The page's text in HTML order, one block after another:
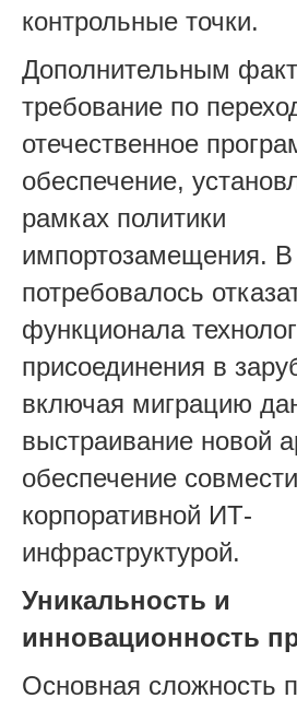
контрольные точки.
Дополнительным
требование по
отечественное
обеспечение,
рамках политики
импортозамещения. В
потребовалось
функционала
присоединения в
включая миграцию
выстраивание новой
обеспечение
корпоративной ИТ-
инфраструктурой.
Уникальность и
инновационность
Основная сложность